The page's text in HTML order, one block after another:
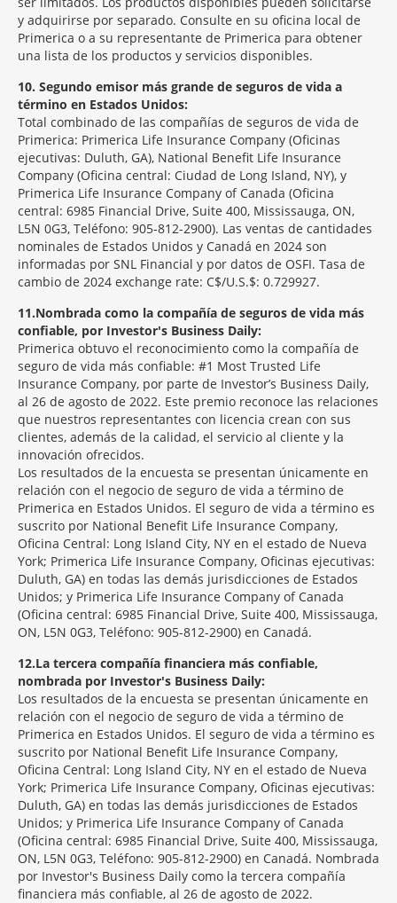
y adquirirse por separado. Consulte en su oficina local de
Primerica o a su representante de Primerica para obtener
una lista de los productos y servicios disponibles.
10 Segundo emisor más grande de seguros de vida a
término en Estados Unidos:
Total combinado de las compañías de seguros de vida de
Primerica: Primerica Life Insurance Company (Oficinas
ejecutivas: Duluth, GA), National Benefit Life Insurance
Company (Oficina central: Ciudad de Long Island, NY), y
Primerica Life Insurance Company of Canada (Oficina
central: 6985 Financial Drive, Suite 400, Mississauga, ON,
L5N 0G3, Teléfono: 905-812-2900). Las ventas de cantidades
nominales de Estados Unidos y Canadá en 2024 son
informadas por SNL Financial y por datos de OSFI. Tasa de
cambio de 2024 exchange rate: C$/U.S.$: 0.729927.
11 Nombrada como la compañía de seguros de vida más
confiable, por Investor's Business Daily:
Primerica obtuvo el reconocimiento como la compañía de
seguro de vida más confiable: #1 Most Trusted Life
Insurance Company, por parte de Investor’s Business Daily,
al 26 de agosto de 2022. Este premio reconoce las relaciones
que nuestros representantes con licencia crean con sus
clientes, además de la calidad, el servicio al cliente y la
innovación ofrecidos.
Los resultados de la encuesta se presentan únicamente en
relación con el negocio de seguro de vida a término de
Primerica en Estados Unidos. El seguro de vida a término es
suscrito por National Benefit Life Insurance Company,
Oficina Central: Long Island City, NY en el estado de Nueva
York; Primerica Life Insurance Company, Oficinas ejecutivas:
Duluth, GA) en todas las demás jurisdicciones de Estados
Unidos; y Primerica Life Insurance Company of Canada
(Oficina central: 6985 Financial Drive, Suite 400, Mississauga,
ON, L5N 0G3, Teléfono: 905-812-2900) en Canadá.
12 La tercera compañía financiera más confiable,
nombrada por Investor's Business Daily:
Los resultados de la encuesta se presentan únicamente en
relación con el negocio de seguro de vida a término de
Primerica en Estados Unidos. El seguro de vida a término es
suscrito por National Benefit Life Insurance Company,
Oficina Central: Long Island City, NY en el estado de Nueva
York; Primerica Life Insurance Company, Oficinas ejecutivas:
Duluth, GA) en todas las demás jurisdicciones de Estados
Unidos; y Primerica Life Insurance Company of Canada
(Oficina central: 6985 Financial Drive, Suite 400, Mississauga,
ON, L5N 0G3, Teléfono: 905-812-2900) en Canadá. Nombrada
por Investor's Business Daily como la tercera compañía
financiera más confiable, al 26 de agosto de 2022.